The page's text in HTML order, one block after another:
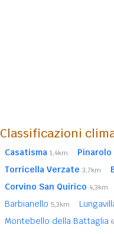
Classificazioni
Casatisma 1,4km Pinarolo
Torricella Verzate 3,7km
Corvino San Quirico 4,3km
Barbianello 5,3km
Montebello della Battaglia